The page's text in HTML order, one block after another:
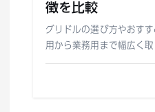
徴を比較
グリドルの選び方やおす
用から業務用まで幅広く取